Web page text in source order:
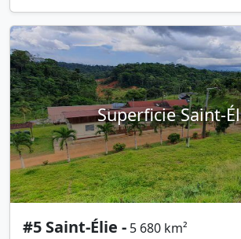
Superficie Saint-
#5 Saint-Élie - 5 680 km²